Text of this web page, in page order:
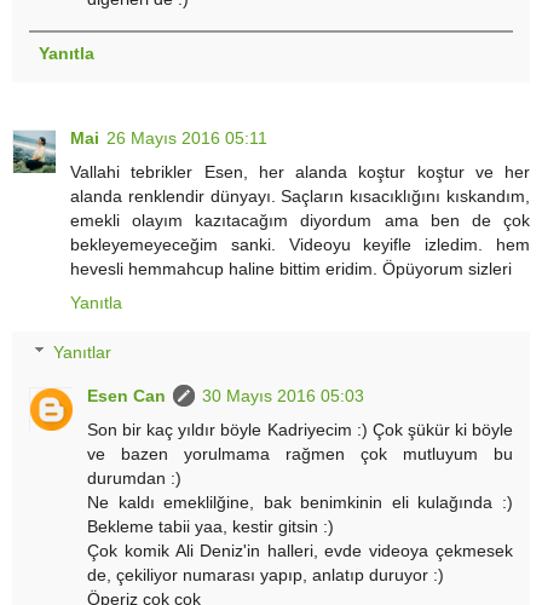
Yanıtla
Mai 26 Mayıs 2016 05:11
Vallahi tebrikler Esen, her alanda koştur koştur ve her
alanda renklendir dünyayı. Saçların kısacıklığını kıskandım,
emekli olayım kazıtacağım diyordum ama ben de çok
bekleyemeyeceğim sanki. Videoyu keyifle izledim. hem
hevesli hemmahcup haline bittim eridim. Öpüyorum sizleri
Yanıtla
Yanıtlar
Esen Can
30 Mayıs 2016 05:03
Son bir kaç yıldır böyle Kadriyecim :) Çok şükür ki böyle
ve bazen yorulmama rağmen çok mutluyum bu
durumdan :)
Ne kaldı emeklilğine, bak benimkinin eli kulağında :)
Bekleme tabii yaa, kestir gitsin :)
Çok komik Ali Deniz'in halleri, evde videoya çekmesek
de, çekiliyor numarası yapıp, anlatıp duruyor :)
Öperiz çok çok